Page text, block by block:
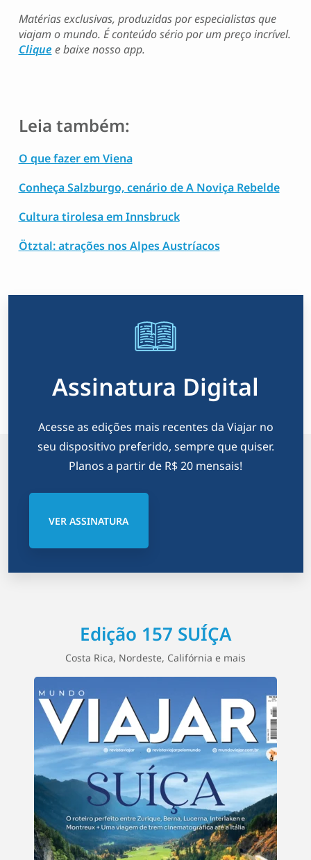
Matérias exclusivas, produzidas por especialistas que
viajam o mundo. É conteúdo sério por um preço incrível.
Clique e baixe nosso app.
Leia também:
O que fazer em Viena
Conheça Salzburgo, cenário de A Noviça Rebelde
Cultura tirolesa em Innsbruck
Ötztal: atrações nos Alpes Austríacos
Assinatura Digital
Acesse as edições mais recentes da Viajar no
seu dispositivo preferido, sempre que quiser.
Planos a partir de R$ 20 mensais!
VER ASSINATURA
Edição 157 SUÍÇA
Costa Rica, Nordeste, Califórnia e mais